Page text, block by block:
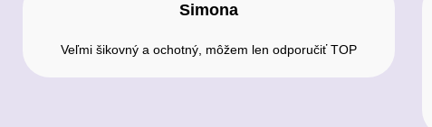
Simona
Veľmi šikovný a ochotný, môžem len odporučiť TOP